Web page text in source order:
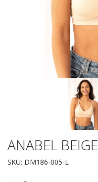
ANABEL BEIGE
SKU: DM186-005-L